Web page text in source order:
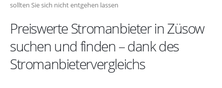
sollten Sie sich nicht entgehen lassen
Preiswerte Stromanbieter in Züsow
suchen und finden – dank des
Stromanbietervergleichs